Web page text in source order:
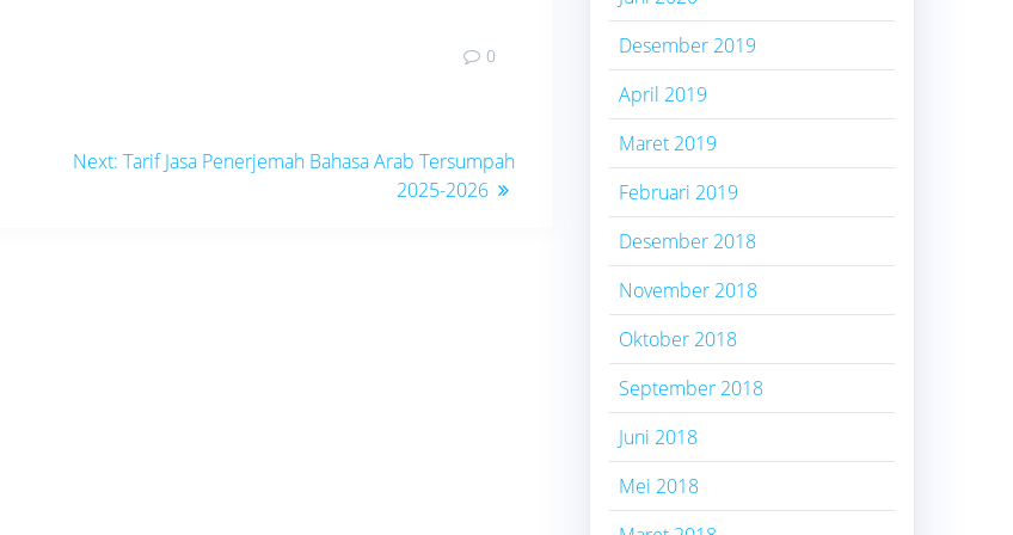
0
Next: Next
Tarif Jasa Penerjemah Bahasa Arab Tersumpah
2025-2026
Desember 2019
April 2019
Maret 2019
Februari 2019
Desember 2018
November 2018
Oktober 2018
September 2018
Juni 2018
Mei 2018